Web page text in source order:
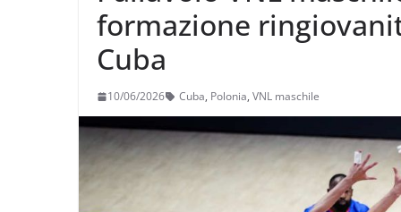
formazione
Cuba
10/06/2026 Cuba, Polonia, VNL maschile